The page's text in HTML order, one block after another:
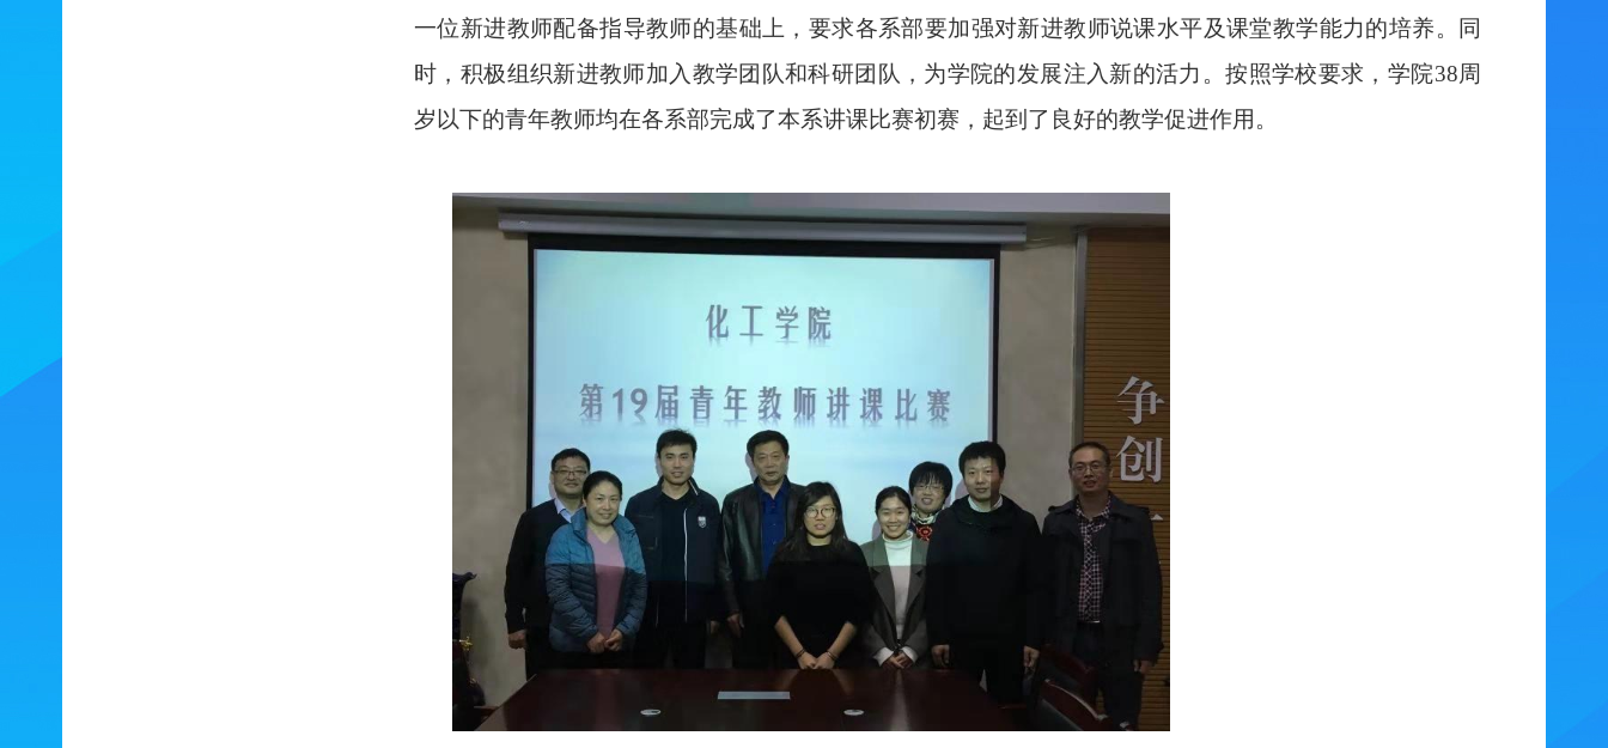
一位新进教师配备指导教师的基础上，要求各系部要加强对新进教师说课水平及课堂教学能力的培养。同
时，积极组织新进教师加入教学团队和科研团队，为学院的发展注入新的活力。按照学校要求，学院38周
岁以下的青年教师均在各系部完成了本系讲课比赛初赛，起到了良好的教学促进作用。